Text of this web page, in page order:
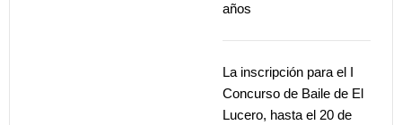
años
La inscripción para el I
Concurso de Baile de El
Lucero, hasta el 20 de